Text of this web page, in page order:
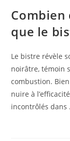
que le
Le bistre révèle
noirâtre, témoin
combustion.
nuire à
incontrôlés dans